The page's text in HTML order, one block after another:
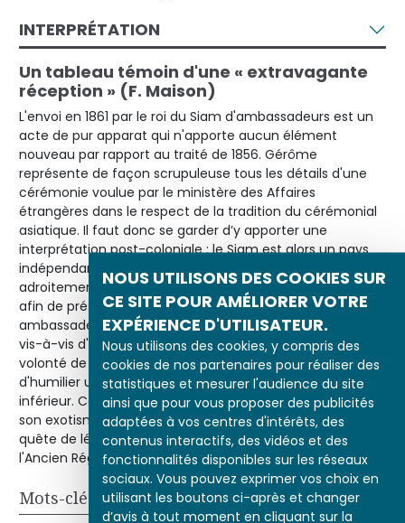
NOUS UTILISONS DES COOKIES SUR
CE SITE POUR AMÉLIORER VOTRE
EXPÉRIENCE D'UTILISATEUR.
Nous utilisons des cookies, y compris des
cookies de nos partenaires pour réaliser des
statistiques et mesurer l'audience du site
ainsi que pour vous proposer des publicités
adaptées à vos centres d'intérêts, des
contenus interactifs, des vidéos et des
fonctionnalités disponibles sur les réseaux
sociaux. Vous pouvez exprimer vos choix en
utilisant les boutons ci-après et changer
d’avis à tout moment en cliquant sur la
INTERPRÉTATION
Un tableau témoin d'une « extravagante
réception » (F. Maison)
L'envoi en 1861 par le roi du Siam d'ambassadeurs est un
acte de pur apparat qui n'apporte aucun élément
nouveau par rapport au traité de 1856. Gérôme
représente de façon scrupuleuse tous les détails d'une
cérémonie voulue par le ministère des Affaires
étrangères dans le respect de la tradition du cérémonial
asiatique. Il faut donc se garder d’y apporter une
interprétation post-coloniale : le Siam est alors un pays
indépendant dirigé par un souverain habile, qui louvoie
adroitement entre les impérialismes européens rivaux
afin de préserver l'indépendance de son pays. Les
ambassadeurs adoptent la posture habituelle de respect
vis-à-vis d'un souverain qui les reçoit. Il n'y a ici aucune
volonté de la part de Napoléon III et de ses conseillers
d'humilier un peuple qui serait considéré comme
inférieur. Cependant le moment est immortalisé pour
son exotisme et parce qu'il rattache Napoléon III, en
quête de légitimité, à la tradition monarchique de
l'Ancien Régime.
Mots-clés